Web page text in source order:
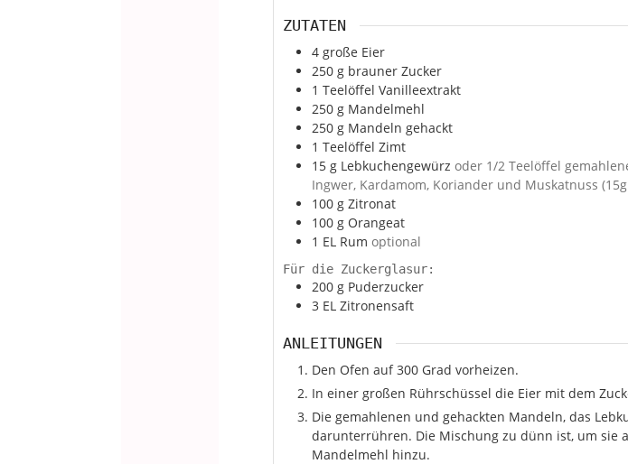
ZUTATEN
4 große Eier
250 g brauner Zucker
1 Teelöffel Vanilleextrakt
250 g Mandelmehl
250 g Mandeln gehackt
1 Teelöffel Zimt
15 g Lebkuchengewürz oder 1/2 Teelöffel
Ingwer, Kardamom, Koriander und Muskatnuss
100 g Zitronat
100 g Orangeat
1 EL Rum optional
Für die Zuckerglasur:
200 g Puderzucker
3 EL Zitronensaft
ANLEITUNGEN
Den Ofen auf 300 Grad vorheizen.
In einer großen Rührschüssel die Eier mit dem
Die gemahlenen und gehackten Mandeln, das
darunterrühren. Die Mischung zu dünn ist, um sie
Mandelmehl hinzu.